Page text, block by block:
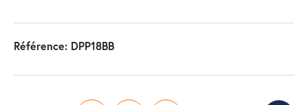
Référence: DPP18BB